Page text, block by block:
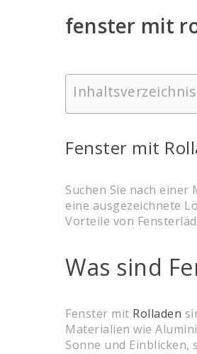
fenster mit
Inhaltsverzeichnis
Fenster mit
Suchen Sie nach
eine ausgezeichnete
Vorteile von
Was sind
Fenster mit Rolladen
Materialien wie
Sonne und Einblicken,